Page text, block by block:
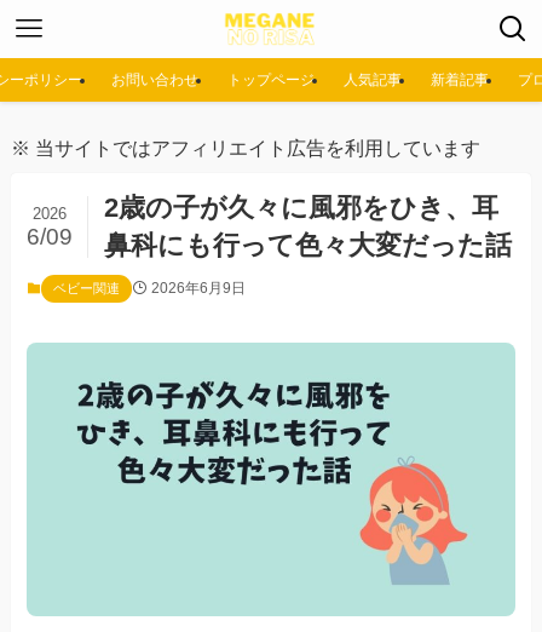
ーポリシー お問い合わせ トップページ 人気記事 新着記事 プ
※ 当サイトではアフィリエイト広告を利用しています
2歳の子が久々に風邪をひき、耳
鼻科にも行って色々大変だった話
2026
6/09
ベビー関連 2026年6月9日